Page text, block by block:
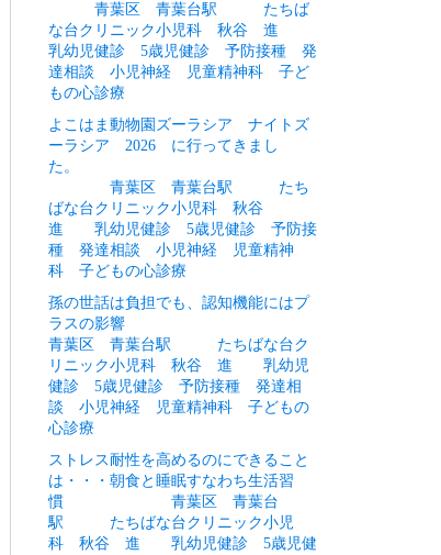
青葉区 青葉台駅 たちば
な台クリニック小児科 秋谷 進
乳幼児健診 5歳児健診 予防接種 発
達相談 小児神経 児童精神科 子ど
もの心診療
よこはま動物園ズーラシア ナイトズ
ーラシア 2026 に行ってきまし
た。
青葉区 青葉台駅 たち
ばな台クリニック小児科 秋谷
進 乳幼児健診 5歳児健診 予防接
種 発達相談 小児神経 児童精神
科 子どもの心診療
孫の世話は負担でも、認知機能にはプ
ラスの影響
青葉区 青葉台駅 たちばな台ク
リニック小児科 秋谷 進 乳幼児
健診 5歳児健診 予防接種 発達相
談 小児神経 児童精神科 子どもの
心診療
ストレス耐性を高めるのにできること
は・・・朝食と睡眠すなわち生活習
慣 青葉区 青葉台
駅 たちばな台クリニック小児
科 秋谷 進 乳幼児健診 5歳児健